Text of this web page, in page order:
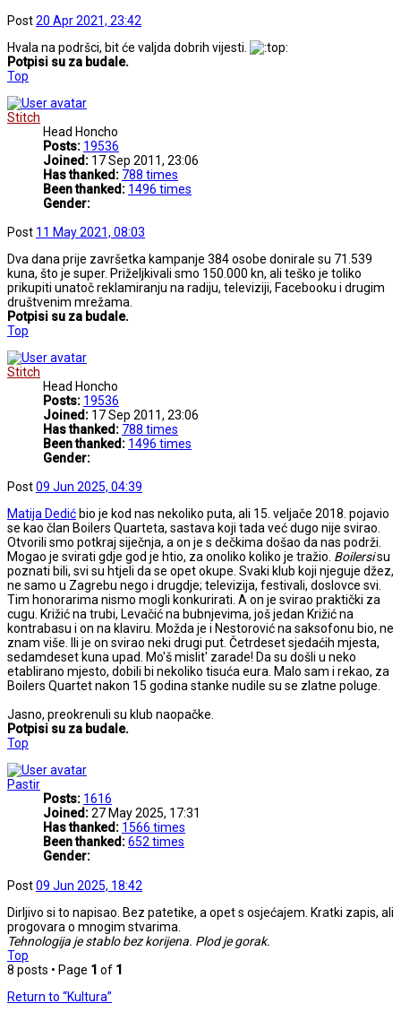
Post20 Apr 2021, 23:42
Hvala na podršci, bit će valjda dobrih vijesti.
Potpisi su za budale.
Top
Stitch
Head Honcho
Posts: 19536
Joined: 17 Sep 2011, 23:06
Has thanked: 788 times
Been thanked: 1496 times
Gender:
Post 11 May 2021, 08:03
Dva dana prije završetka kampanje 384 osobe donirale su 71.539
kuna, što je super. Priželjkivali smo 150.000 kn, ali teško je toliko
prikupiti unatoč reklamiranju na radiju, televiziji, Facebooku i drugim
društvenim mrežama.
Potpisi su za budale.
Top
Stitch
Head Honcho
Posts: 19536
Joined: 17 Sep 2011, 23:06
Has thanked: 788 times
Been thanked: 1496 times
Gender:
Post09 Jun 2025, 04:39
Matija Dedić bio je kod nas nekoliko puta, ali 15. veljače 2018. pojavio
se kao član Boilers Quarteta, sastava koji tada već dugo nije svirao.
Otvorili smo potkraj siječnja, a on je s dečkima došao da nas podrži.
Mogao je svirati gdje god je htio, za onoliko koliko je tražio. Boilersisu
poznati bili, svi su htjeli da se opet okupe. Svaki klub koji njeguje džez,
ne samo u Zagrebu nego i drugdje; televizija, festivali, doslovce svi.
Tim honorarima nismo mogli konkurirati. A on je svirao praktički za
cugu. Križić na trubi, Levačić na bubnjevima, još jedan Križić na
kontrabasu i on na klaviru. Možda je i Nestorović na saksofonu bio, ne
znam više. Ili je on svirao neki drugi put. Četrdeset sjedaćih mjesta,
sedamdeset kuna upad. Mo'š mislit' zarade! Da su došli u neko
etablirano mjesto, dobili bi nekoliko tisuća eura. Malo sam i rekao, za
Boilers Quartet nakon 15 godina stanke nudile su se zlatne poluge.
Jasno, preokrenuli su klub naopačke.
Potpisi su za budale.
Top
Pastir
Posts: 1616
Joined:27 May 2025, 17:31
Has thanked: 1566 times
Been thanked:652 times
Gender:
Post09 Jun 2025, 18:42
Dirljivo si to napisao. Bez patetike, a opet s osjećajem. Kratki zapis, ali
progovara o mnogim stvarima.
Tehnologija je stablo bez korijena. Plod je gorak.
Top
8 posts • Page 1 of 1
Return to “Kultura”